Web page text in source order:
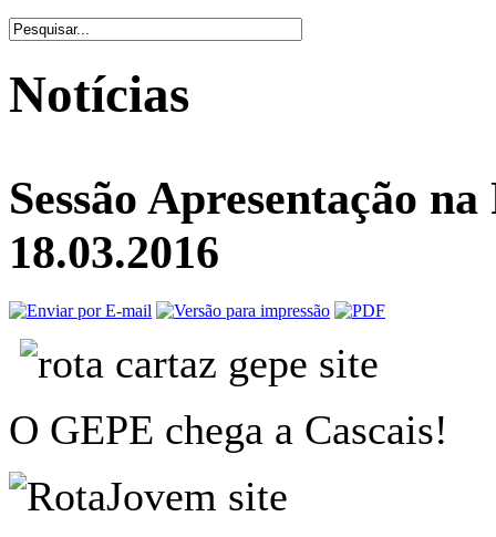
Notícias
Sessão Apresentação
18.03.2016
O GEPE chega a Cascais!